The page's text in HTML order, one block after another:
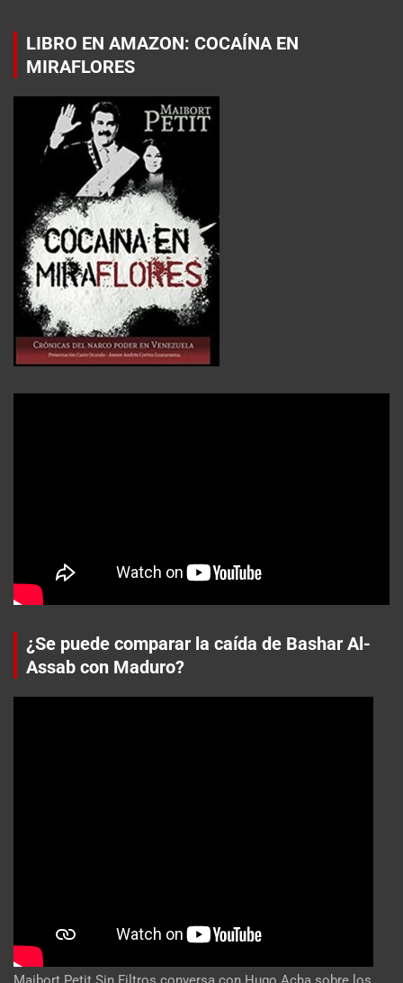
LIBRO EN AMAZON: COCAÍNA EN
MIRAFLORES
¿Se puede comparar la caída de Bashar Al-
Assab con Maduro?